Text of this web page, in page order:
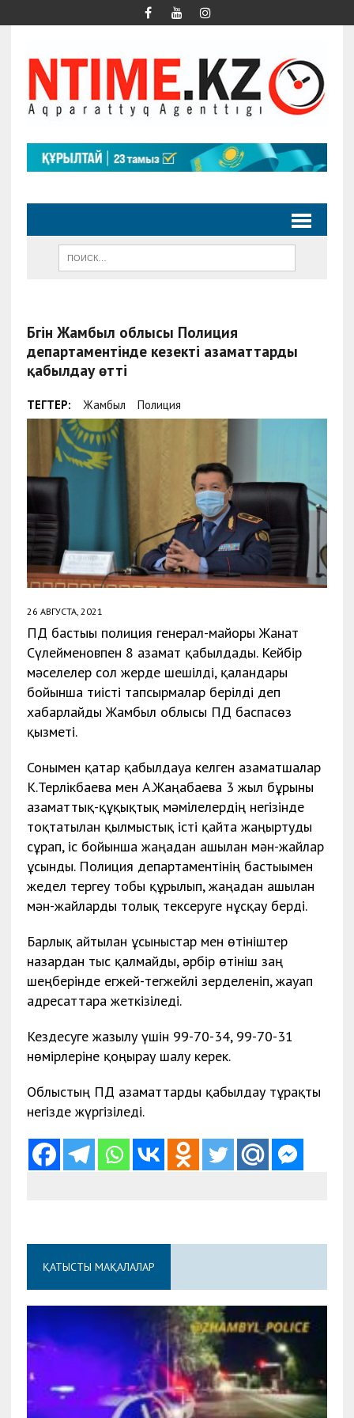
Бүгін Жамбыл облысы Полиция
департаментінде кезекті азаматтарды
қабылдау өтті
ТЕГТЕР: Жамбыл Полиция
26 АВГУСТА, 2021
ПД бастығы полиция генерал-майоры Жанат
Сүлейменовпен 8 азамат қабылдады. Кейбір
мәселелер сол жерде шешілді, қалғандары
бойынша тиісті тапсырмалар берілді деп
хабарлайды Жамбыл облысы ПД баспасөз
қызметі.
Сонымен қатар қабылдауға келген азаматшалар
К.Терлікбаева мен А.Жаңабаева 3 жыл бұрынғы
азаматтық-құқықтық мәмілелердің негізінде
тоқтатылған қылмыстық істі қайта жаңғыртуды
сұрап, іс бойынша жаңадан ашылған мән-жайлар
ұсынды. Полиция департаментінің бастығымен
жедел тергеу тобы құрылып, жаңадан ашылған
мән-жайларды толық тексеруге нұсқау берді.
Барлық айтылған ұсыныстар мен өтініштер
назардан тыс қалмайды, әрбір өтініш заң
шеңберінде егжей-тегжейлі зерделеніп, жауап
адресаттарға жеткізіледі.
Кездесуге жазылу үшін 99-70-34, 99-70-31
нөмірлеріне қоңырау шалу керек.
Облыстың ПД азаматтарды қабылдау тұрақты
негізде жүргізіледі.
ҚАТЫСТЫ МАҚАЛАЛАР